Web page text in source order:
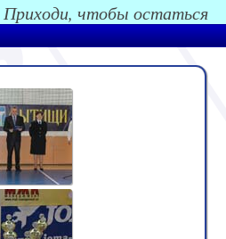
Приходи, чтобы остаться